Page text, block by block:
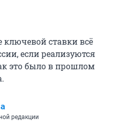
ключевой ставки всё
если реализуются
это было в прошлом
редакции